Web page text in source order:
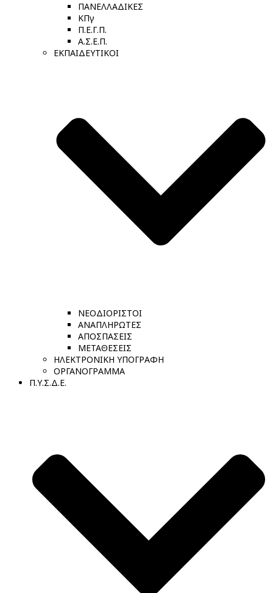
ΠΑΝΕΛΛΑΔΙΚΕΣ
ΚΠγ
Π.Ε.Γ.Π.
Α.Σ.Ε.Π.
ΕΚΠΑΙΔΕΥΤΙΚΟΙ
ΝΕΟΔΙΟΡΙΣΤΟΙ
ΑΝΑΠΛΗΡΩΤΕΣ
ΑΠΟΣΠΑΣΕΙΣ
ΜΕΤΑΘΕΣΕΙΣ
ΗΛΕΚΤΡΟΝΙΚΗ ΥΠΟΓΡΑΦΗ
ΟΡΓΑΝΟΓΡΑΜΜΑ
Π.Υ.Σ.Δ.Ε.